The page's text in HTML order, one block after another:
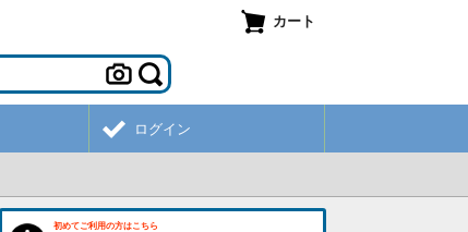
カート
ログイン
初めてご利用の方はこちら